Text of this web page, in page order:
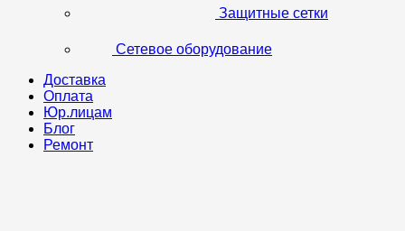
Защитные сетки
Сетевое оборудование
Доставка
Оплата
Юр.лицам
Блог
Ремонт